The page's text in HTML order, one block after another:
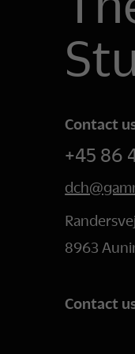
Contact
+45 86
8963
Contact